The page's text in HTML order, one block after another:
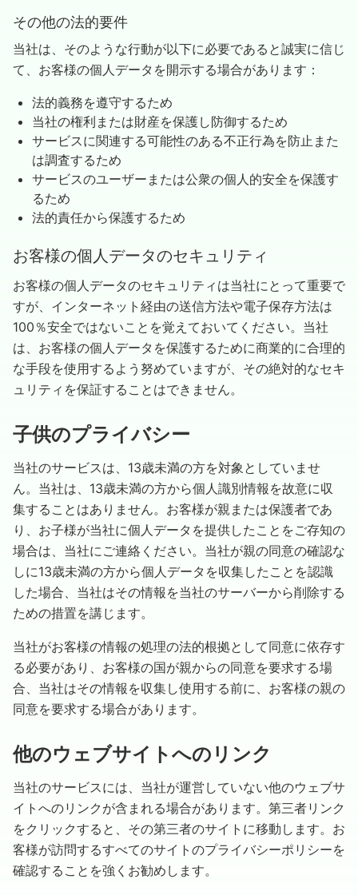
その他の法的要件
当社は、そのような行動が以下に必要であると誠実に信じ
て、お客様の個人データを開示する場合があります：
法的義務を遵守するため
当社の権利または財産を保護し防御するため
サービスに関連する可能性のある不正行為を防止また
は調査するため
サービスのユーザーまたは公衆の個人的安全を保護す
るため
法的責任から保護するため
お客様の個人データのセキュリティ
お客様の個人データのセキュリティは当社にとって重要で
すが、インターネット経由の送信方法や電子保存方法は
100％安全ではないことを覚えておいてください。当社
は、お客様の個人データを保護するために商業的に合理的
な手段を使用するよう努めていますが、その絶対的なセキ
ュリティを保証することはできません。
子供のプライバシー
当社のサービスは、13歳未満の方を対象としていませ
ん。当社は、13歳未満の方から個人識別情報を故意に収
集することはありません。お客様が親または保護者であ
り、お子様が当社に個人データを提供したことをご存知の
場合は、当社にご連絡ください。当社が親の同意の確認な
しに13歳未満の方から個人データを収集したことを認識
した場合、当社はその情報を当社のサーバーから削除する
ための措置を講じます。
当社がお客様の情報の処理の法的根拠として同意に依存す
る必要があり、お客様の国が親からの同意を要求する場
合、当社はその情報を収集し使用する前に、お客様の親の
同意を要求する場合があります。
他のウェブサイトへのリンク
当社のサービスには、当社が運営していない他のウェブサ
イトへのリンクが含まれる場合があります。第三者リンク
をクリックすると、その第三者のサイトに移動します。お
客様が訪問するすべてのサイトのプライバシーポリシーを
確認することを強くお勧めします。